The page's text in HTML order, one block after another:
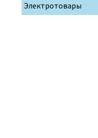
Электротовары